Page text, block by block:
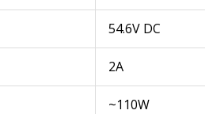
54.6V DC
2A
~110W